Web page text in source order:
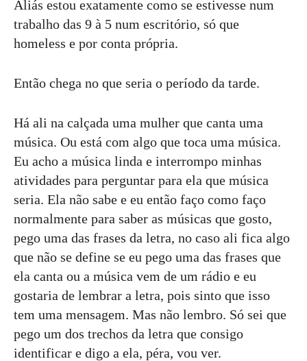
Aliás estou exatamente como se estivesse num
trabalho das 9 à 5 num escritório, só que
homeless e por conta própria.
Então chega no que seria o período da tarde.
Há ali na calçada uma mulher que canta uma
música. Ou está com algo que toca uma música.
Eu acho a música linda e interrompo minhas
atividades para perguntar para ela que música
seria. Ela não sabe e eu então faço como faço
normalmente para saber as músicas que gosto,
pego uma das frases da letra, no caso ali fica algo
que não se define se eu pego uma das frases que
ela canta ou a música vem de um rádio e eu
gostaria de lembrar a letra, pois sinto que isso
tem uma mensagem. Mas não lembro. Só sei que
pego um dos trechos da letra que consigo
identificar e digo a ela, péra, vou ver.